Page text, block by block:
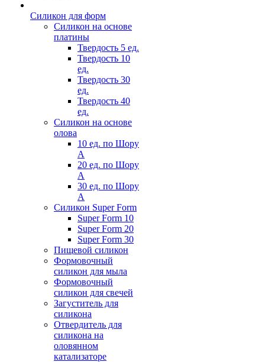
Силикон для форм
Силикон на основе
платины
Твердость 5 ед.
Твердость 10
ед.
Твердость 30
ед.
Твердость 40
ед.
Силикон на основе
олова
10 ед. по Шору
А
20 ед. по Шору
А
30 ед. по Шору
А
Силикон Super Form
Super Form 10
Super Form 20
Super Form 30
Пищевой силикон
Формовочный
силикон для мыла
Формовочный
силикон для свечей
Загуститель для
силикона
Отвердитель для
силикона на
оловянном
катализаторе